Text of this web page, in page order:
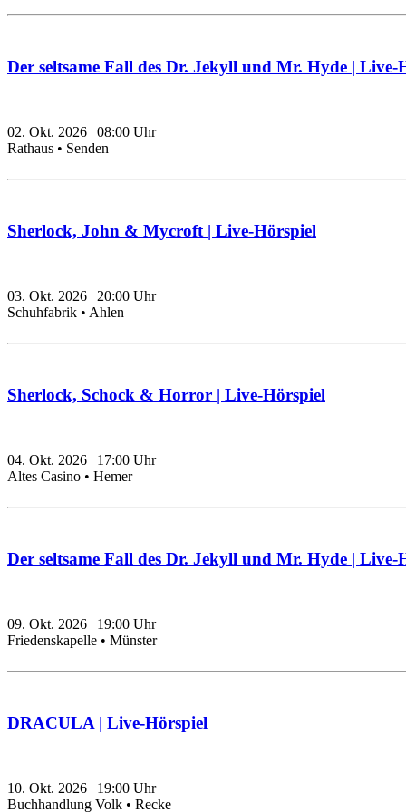
Der seltsame Fall des Dr. Jekyll und Mr. Hyde | Live-
02. Okt. 2026 | 08:00 Uhr
Rathaus • Senden
Sherlock, John & Mycroft | Live-Hörspiel
03. Okt. 2026 | 20:00 Uhr
Schuhfabrik • Ahlen
Sherlock, Schock & Horror | Live-Hörspiel
04. Okt. 2026 | 17:00 Uhr
Altes Casino • Hemer
Der seltsame Fall des Dr. Jekyll und Mr. Hyde | Live-
09. Okt. 2026 | 19:00 Uhr
Friedenskapelle • Münster
DRACULA | Live-Hörspiel
10. Okt. 2026 | 19:00 Uhr
Buchhandlung Volk • Recke